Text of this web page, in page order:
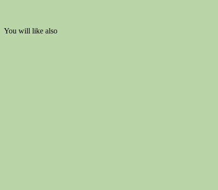
You will like also